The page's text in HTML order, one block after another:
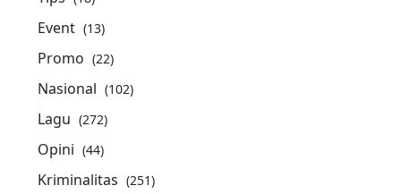
Event (13)
Promo (22)
Nasional (102)
Lagu (272)
Opini (44)
Kriminalitas (251)